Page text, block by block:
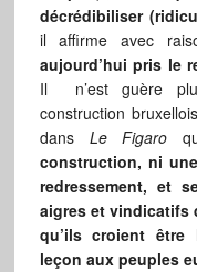
décrédibiliser
il affirme avec
aujourd’hui pris le
Il n’est guère
construction
dans Le Figaro
construction, ni
redressement, et
aigres et vindicatifs
qu’ils croient être
leçon aux peuples